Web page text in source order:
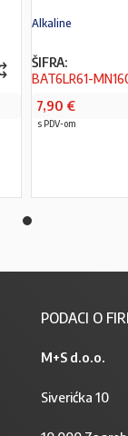
Alkaline
ŠIFRA:
BAT6LR61-
7,90 €
s PDV-om
PODACI O
M+S d.o.o.
Siverićka 10